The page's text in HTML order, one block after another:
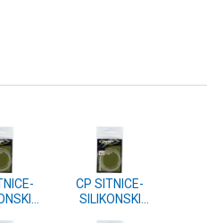
CP SITNICE-
SILIKONSKI